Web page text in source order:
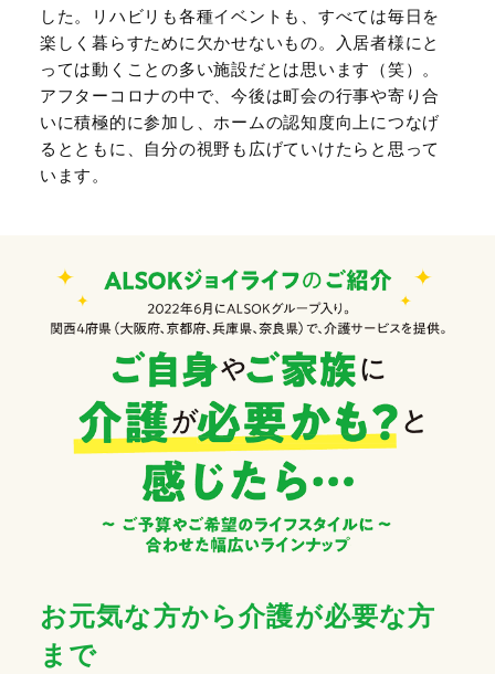
した。リハビリも各種イベントも、すべては毎日を
楽しく暮らすために欠かせないもの。入居者様にと
っては動くことの多い施設だとは思います（笑）。
アフターコロナの中で、今後は町会の行事や寄り合
いに積極的に参加し、ホームの認知度向上につなげ
るとともに、自分の視野も広げていけたらと思って
います。
お元気な方から介護が必要な方
まで